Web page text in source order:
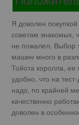
Я доволен
советам знакомых,
не пожалел. Выбор
машин много в
Тойота королла,
удобно, что на
надо, по крайней
качественно
доволен в